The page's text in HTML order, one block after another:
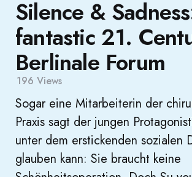
Silence &
fantastic 21.
Berlinale Forum
196 Views
Sogar eine Mitarbeiterin der
Praxis sagt der jungen
unter dem erstickenden sozialen
glauben kann: Sie braucht keine